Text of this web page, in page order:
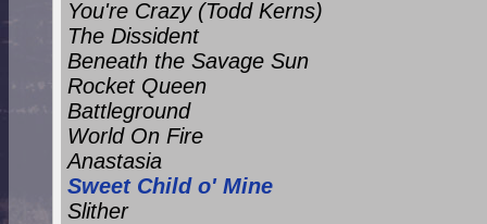
You're Crazy (Todd Kerns)
The Dissident
Beneath the Savage Sun
Rocket Queen
Battleground
World On Fire
Anastasia
Sweet Child o' Mine
Slither